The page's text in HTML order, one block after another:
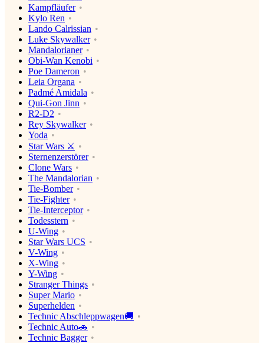
Kampfläufer
Kylo Ren
Lando Calrissian
Luke Skywalker
Mandalorianer
Obi-Wan Kenobi
Poe Dameron
Leia Organa
Padmé Amidala
Qui-Gon Jinn
R2-D2
Rey Skywalker
Yoda
Star Wars ⚔️
Sternenzerstörer
Clone Wars
The Mandalorian
Tie-Bomber
Tie-Fighter
Tie-Interceptor
Todesstern
U-Wing
Star Wars UCS
V-Wing
X-Wing
Y-Wing
Stranger Things
Super Mario
Superhelden
Technic Abschleppwagen🚚
Technic Auto🚗
Technic Bagger